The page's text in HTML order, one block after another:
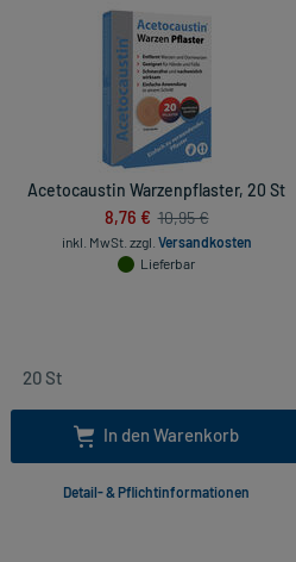
Acetocaustin Warzenpflaster, 20 St
8,76 € 10,95 €
inkl. MwSt. zzgl. Versandkosten
Lieferbar
In den Warenkorb
Detail- & Pflichtinformationen